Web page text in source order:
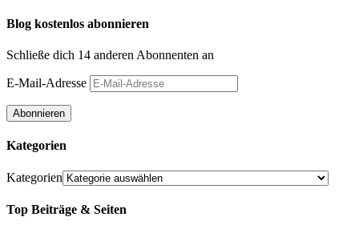
Blog kostenlos abonnieren
Schließe dich 14 anderen Abonnenten an
E-Mail-Adresse
Abonnieren
Kategorien
Kategorien
Top Beiträge & Seiten